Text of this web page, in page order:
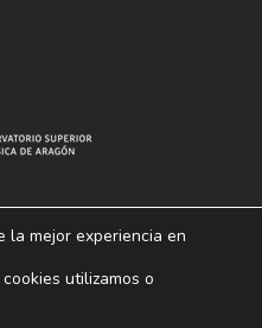
de Aragón. Vía Hispanidad, n.º
la mejor experiencia en
utilizamos o